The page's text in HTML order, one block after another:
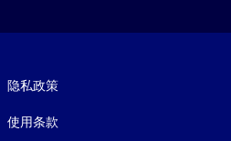
隐私政策
使用条款